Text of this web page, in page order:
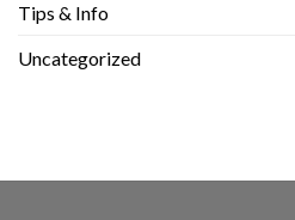
Tips & Info
Uncategorized